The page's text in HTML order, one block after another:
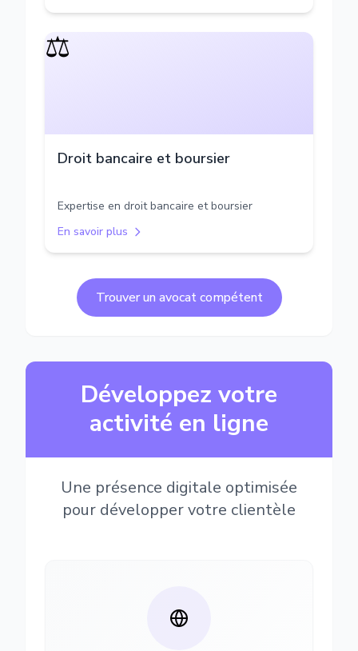
⚖️
Droit bancaire et boursier
Expertise en droit bancaire et boursier
En savoir plus
Trouver un avocat compétent
Développez votre
activité en ligne
Une présence digitale optimisée
pour développer votre clientèle